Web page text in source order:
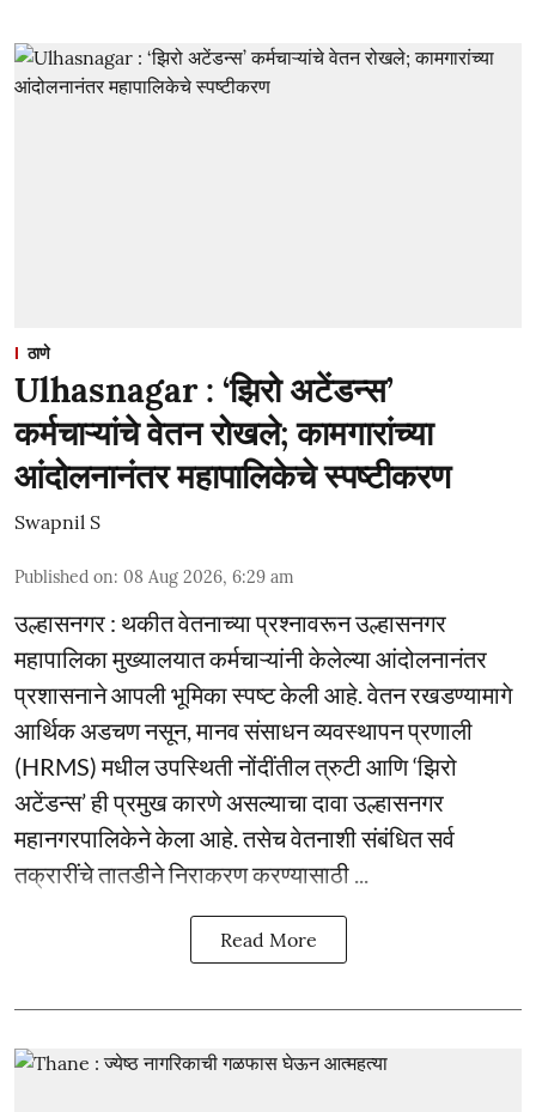
ठाणे
Ulhasnagar : ‘झिरो अटेंडन्स’
कर्मचाऱ्यांचे वेतन रोखले; कामगारांच्या
आंदोलनानंतर महापालिकेचे स्पष्टीकरण
Swapnil S
Published on: 08 Aug 2026, 6:29 am
उल्हासनगर : थकीत वेतनाच्या प्रश्नावरून उल्हासनगर
महापालिका मुख्यालयात कर्मचाऱ्यांनी केलेल्या आंदोलनानंतर
प्रशासनाने आपली भूमिका स्पष्ट केली आहे. वेतन रखडण्यामागे
आर्थिक अडचण नसून, मानव संसाधन व्यवस्थापन प्रणाली
(HRMS) मधील उपस्थिती नोंदींतील त्रुटी आणि ‘झिरो
अटेंडन्स’ ही प्रमुख कारणे असल्याचा दावा उल्हासनगर
महानगरपालिकेने केला आहे. तसेच वेतनाशी संबंधित सर्व
तक्रारींचे तातडीने निराकरण करण्यासाठी ...
Read More